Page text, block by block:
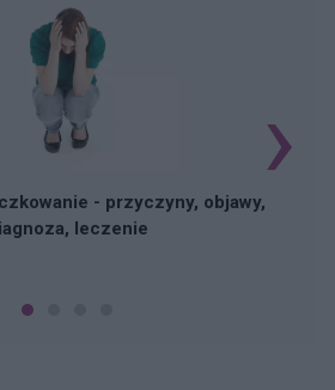
- przyczyny, objawy,
leczenie
›